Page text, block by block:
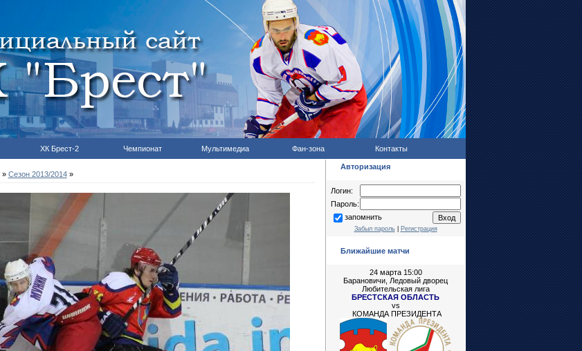
ХК Брест-2 Чемпионат Мультимедиа Фан-зона Контакты
» Сезон 2013/2014»
Авторизация
Логин:
Пароль:
запомнить
Забыл пароль| Регистрация
Ближайшие матчи
24 марта 15:00
Барановичи, Ледовый дворец
Любительская лига
БРЕСТСКАЯ ОБЛАСТЬ
vs
КОМАНДА ПРЕЗИДЕНТА